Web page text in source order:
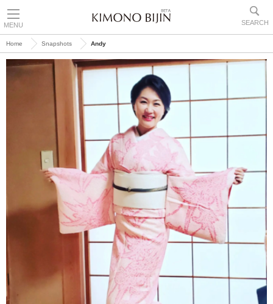
Home Snapshots Andy
MENU SEARCH